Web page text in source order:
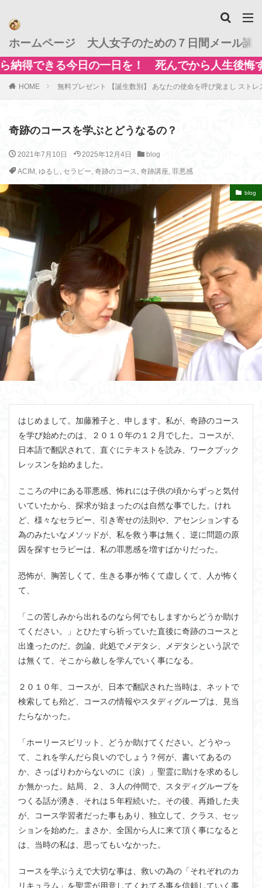
ホームページ
大人女子のための７日間メール講
の一日を！ 死んでから人生後悔する前に 人生
HOME 無料プレゼント 【誕生数別】 あなたの使命を呼び覚まし スト
奇跡のコースを学ぶとどうなるの？
2021年7月10日 2025年12月4日 blog
ACIM , ゆるし , セラピー, 奇跡のコース, 奇跡講座, 罪悪感
blog
はじめまして。加藤雅子と、申します。私が、奇跡のコース
を学び始めたのは、２０１０年の１２月でした。コースが、
日本語で翻訳されて、直ぐにテキストを読み、ワークブック
レッスンを始めました。
こころの中にある罪悪感、怖れには子供の頃からずっと気付
いていたから、探求が始まったのは自然な事でした。けれ
ど、様々なセラピー、引き寄せの法則や、アセンションする
為のみたいなメソッドが、私を救う事は無く、逆に問題の原
因を探すセラピーは、私の罪悪感を増すばかりだった。
恐怖が、胸苦しくて、生きる事が怖くて虚しくて、人が怖く
て、
「この苦しみから出れるのなら何でもしますからどうか助け
てください。」とひたすら祈っていた直後に奇跡のコースと
出逢ったのだ。勿論、此処でメデタシ、メデタシという訳で
は無くて、そこから赦しを学んでいく事になる。
２０１０年、コースが、日本で翻訳された当時は、ネットで
検索しても殆ど、コースの情報やスタディグループは、見当
たらなかった。
「ホーリースピリット、どうか助けてください。どうやっ
て、これを学んだら良いのでしょう？何が、書いてあるの
か、さっぱりわからないのに（涙）」聖霊に助けを求めるし
か無かった。結局、２、３人の仲間で、スタディグループを
つくる話が湧き、それは５年程続いた。その後、再婚した夫
が、コース学習者だった事もあり、独立して、クラス、セッ
ションを始めた。まさか、全国から人に来て頂く事になると
は、当時の私は、思ってもいなかった。
コースを学ぶうえで大切な事は、救いの為の「それぞれのカ
リキュラム」を聖霊が用意してくれてる事を信頼していく事